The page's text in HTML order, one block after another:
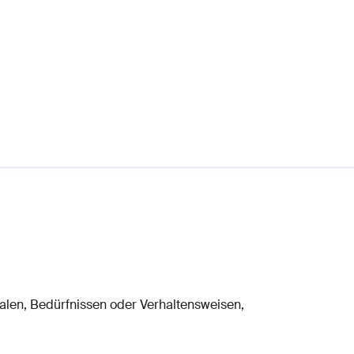
Bedürfnissen oder Verhaltensweisen,